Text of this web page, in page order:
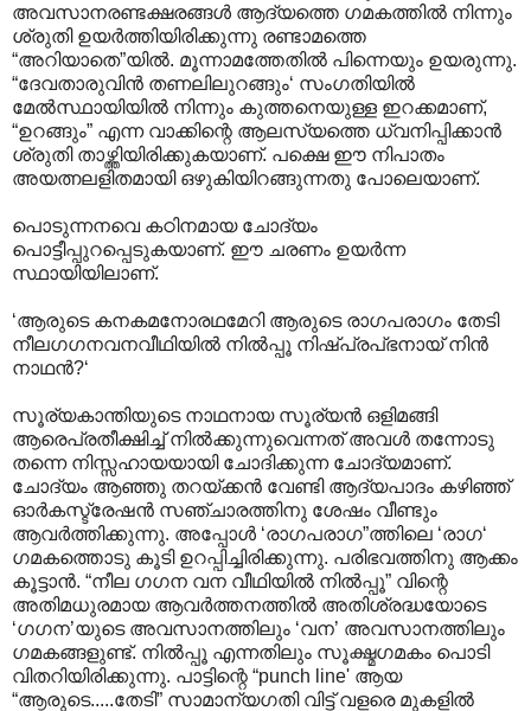
അവസാനരണ്ടക്ഷരങ്ങള്‍‍ ആ‍ദ്യത്തെ ഗമകത്തില്‍ നിന്നും
ശ്രുതി ഉയര്‍ത്തിയിരിക്കുന്നു രണ്ടാമത്തെ
“അറിയാതെ”യില്‍. മൂന്നാമത്തേതില്‍ പിന്നെയും ഉയരുന്നു.
“ദേവതാരുവിന്‍ തണലിലുറങ്ങും‘ സംഗതിയില്‍
മേല്‍സ്ഥായിയില്‍ നിന്നും കുത്തനെയുള്ള ഇറക്കമാണ്,
“ഉറങ്ങും” എന്ന വാക്കിന്റെ ആലസ്യത്തെ ധ്വനിപ്പിക്കാന്‍
ശ്രുതി താഴ്ത്തിയിരിക്കുകയാണ്. പക്ഷെ ഈ നിപാതം
അയത്നലളിതമായി ഒഴുകിയിറങ്ങുന്നതു പോലെയാണ്.
പൊടുന്നനവെ കഠിനമായ ചോദ്യം
പൊട്ടീപ്പുറപ്പെടുകയാണ്. ഈ ചരണം ഉയര്‍ന്ന
സ്ഥായിയിലാണ്.
‘ആരുടെ കനകമനോരഥമേറി ആരുടെ രാഗപരാഗം തേടി
നീലഗഗനവനവീഥിയില്‍ നില്‍പ്പൂ നിഷ്പ്രപ്ഭനായ് നിന്‍
നാഥന്‍?‘
സൂര്യകാന്തിയുടെ നാഥനായ സൂര്യന്‍ ഒളിമങ്ങി
ആരെപ്രതീക്ഷിച്ച് നില്‍ക്കുന്നുവെന്നത് അവള്‍ തന്നോടു
തന്നെ നിസ്സഹായയായി ചോദിക്കുന്ന ചോദ്യമാണ്.
ചോദ്യം ആഞ്ഞു തറയ്ക്കന്‍ വേണ്ടി ആദ്യപാദം കഴിഞ്ഞ്
ഓര്‍കസ്ട്രേഷന്‍ സഞ്ചാരത്തിനു ശേഷം വീണ്ടും
ആവര്‍ത്തിക്കുന്നു. അപ്പോള്‍ ‘രാഗപരാഗ”ത്തിലെ ‘രാഗ‍‘
ഗമകത്തൊടു കൂടി ഉറപ്പിച്ചിരിക്കുന്നു. പരിഭവത്തിനു ആക്കം
കൂട്ടാന്‍. “നീല ഗഗന വന വീഥിയില്‍‍ നില്‍പ്പൂ” വിന്റെ
അതിമധുരമായ ആവര്‍ത്തനത്തില്‍‍ അതിശ്രദ്ധയോടെ
‘ഗഗന’യുടെ അവസാനത്തിലും ‘വന’ അവസാനത്തിലും
ഗമകങ്ങളുണ്ട്. നില്‍പ്പൂ എന്നതിലും സൂക്ഷ്മഗമകം പൊടി
വിതറിയിരിക്കുന്നു. പാട്ടിന്റെ “punch line' ആയ
“ആരുടെ.....തേടി” സാമാന്യഗതി വിട്ട് വളരെ മുകളില്‍